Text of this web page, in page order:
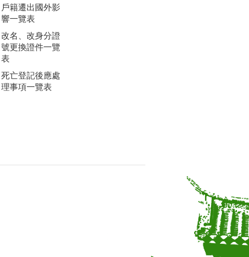
戶籍遷出國外影
響一覽表
改名、改身分證
號更換證件一覽
表
死亡登記後應處
理事項一覽表